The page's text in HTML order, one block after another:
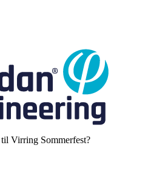
Virring Sommerfest?